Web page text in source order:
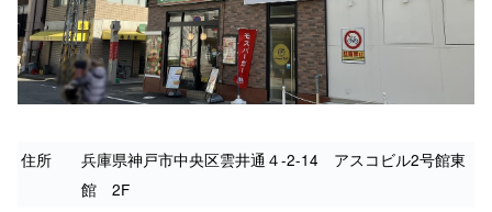
住所
兵庫県神戸市中央区雲井通４-2-14 アスコビル2号館東
館 2F